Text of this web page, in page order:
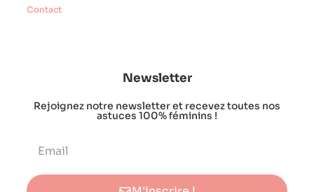
Contact
Newsletter
Rejoignez notre newsletter et recevez toutes nos
astuces 100% féminins !